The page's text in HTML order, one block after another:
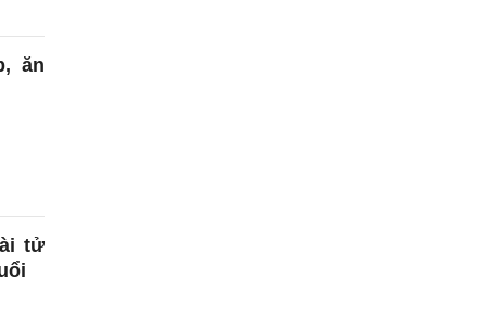
ăn
tử